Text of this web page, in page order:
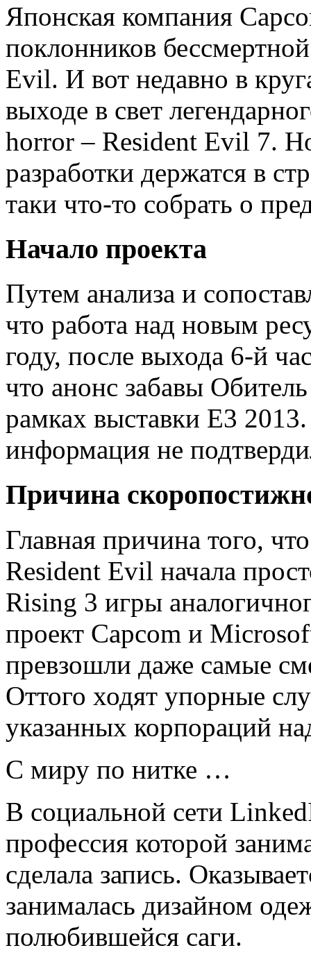
Японская компания
поклонников
Evil. И вот недавно в
выходе в свет
horror – Resident Evil 7.
разработки держатся в
таки что-то собрать о
Начало проекта
Путем анализа и
что работа над новым
году, после выхода 6-й
что анонс забавы
рамках выставки E3
информация не
Причина
Главная причина того,
Resident Evil начала
Rising 3 игры
проект Capcom и
превзошли даже самые
Оттого ходят упорные
указанных корпораций
С миру по нитке …
В социальной сети
профессия которой
сделала запись.
занималась дизайном
полюбившейся саги.